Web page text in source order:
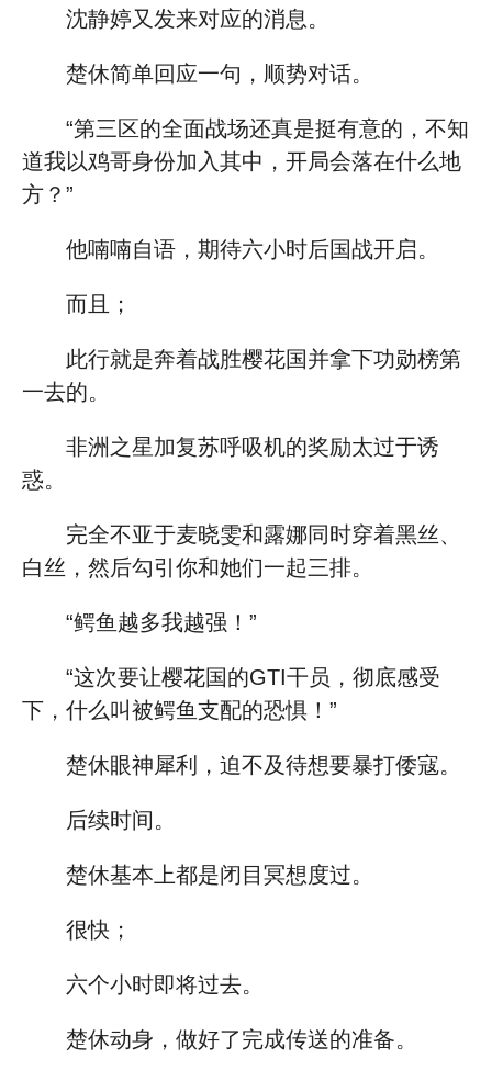
沈静婷又发来对应的消息。
楚休简单回应一句，顺势对话。
“第三区的全面战场还真是挺有意的，不知
道我以鸡哥身份加入其中，开局会落在什么地
方？”
他喃喃自语，期待六小时后国战开启。
而且；
此行就是奔着战胜樱花国并拿下功勋榜第
一去的。
非洲之星加复苏呼吸机的奖励太过于诱
惑。
完全不亚于麦晓雯和露娜同时穿着黑丝、
白丝，然后勾引你和她们一起三排。
“鳄鱼越多我越强！”
“这次要让樱花国的GTI干员，彻底感受
下，什么叫被鳄鱼支配的恐惧！”
楚休眼神犀利，迫不及待想要暴打倭寇。
后续时间。
楚休基本上都是闭目冥想度过。
很快；
六个小时即将过去。
楚休动身，做好了完成传送的准备。